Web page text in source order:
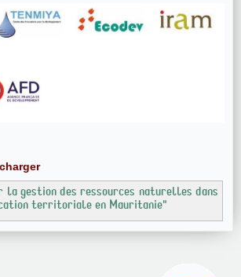
gestion des ressources naturelles dans
territoriale en Mauritanie"